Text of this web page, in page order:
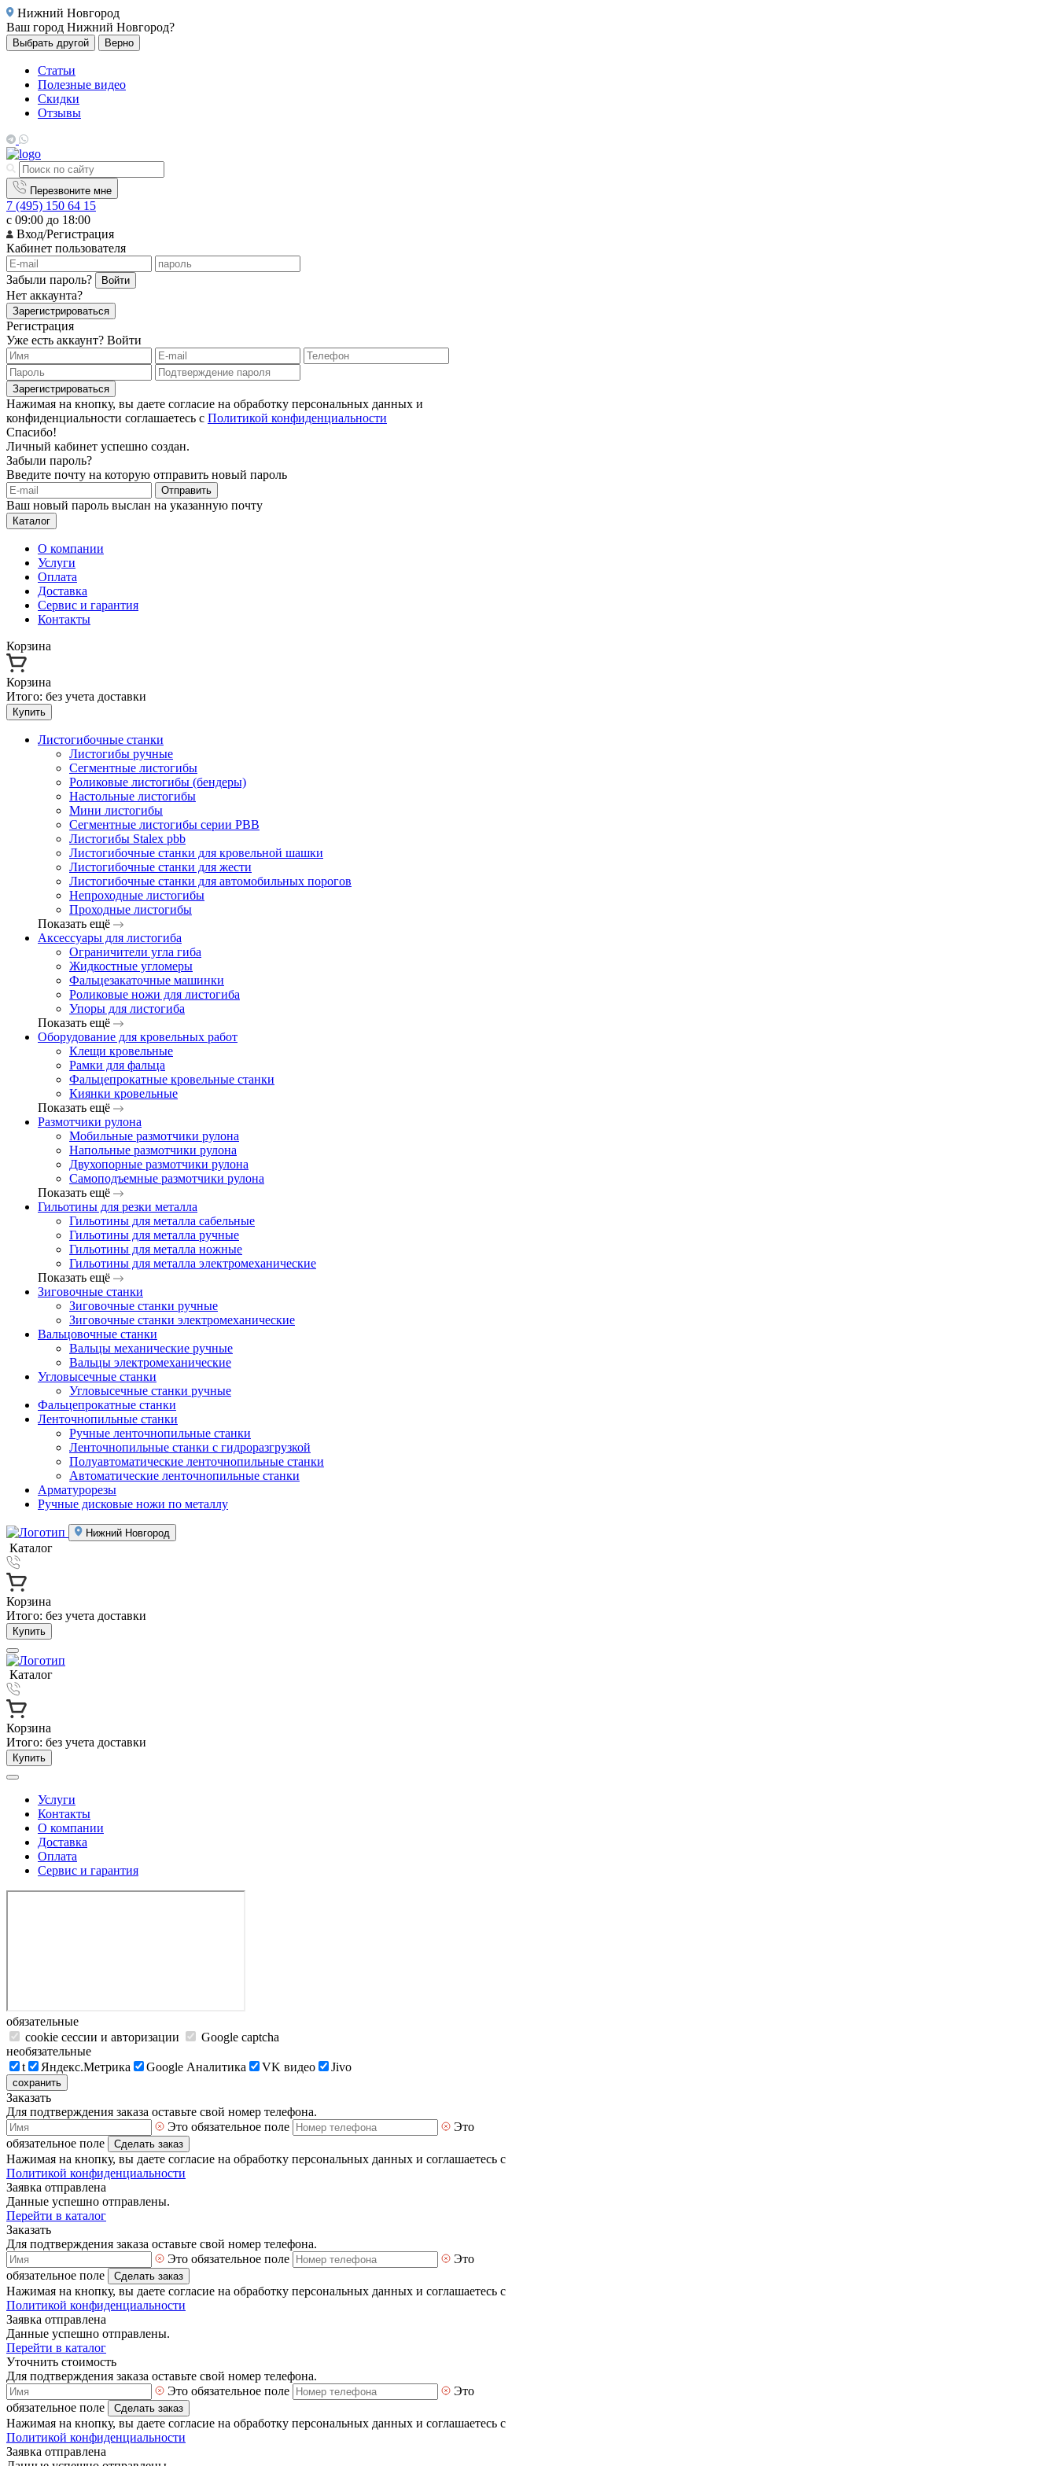
Нижний Новгород
Ваш город Нижний Новгород?
Выбрать другой Верно
Статьи
Полезные видео
Скидки
Отзывы
Перезвоните мне
7 (495) 150 64 15
с 09:00 до 18:00
Вход/Регистрация
Кабинет пользователя
Забыли пароль? Войти
Нет аккаунта?
Зарегистрироваться
Регистрация
Уже есть аккаунт? Войти
Зарегистрироваться
Нажимая на кнопку, вы даете согласие на обработку персональных данных и
конфиденциальности соглашаетесь с Политикой конфиденциальности
Спасибо!
Личный кабинет успешно создан.
Забыли пароль?
Введите почту на которую отправить новый пароль
Отправить
Ваш новый пароль выслан на указанную почту
Каталог
О компании
Услуги
Оплата
Доставка
Сервис и гарантия
Контакты
Корзина
Корзина
Итого: без учета доставки
Купить
Листогибочные станки
Листогибы ручные
Сегментные листогибы
Роликовые листогибы (бендеры)
Настольные листогибы
Мини листогибы
Сегментные листогибы серии PBB
Листогибы Stalex pbb
Листогибочные станки для кровельной шашки
Листогибочные станки для жести
Листогибочные станки для автомобильных порогов
Непроходные листогибы
Проходные листогибы
Показать ещё
Аксессуары для листогиба
Ограничители угла гиба
Жидкостные угломеры
Фальцезакаточные машинки
Роликовые ножи для листогиба
Упоры для листогиба
Показать ещё
Оборудование для кровельных работ
Клещи кровельные
Рамки для фальца
Фальцепрокатные кровельные станки
Киянки кровельные
Показать ещё
Размотчики рулона
Мобильные размотчики рулона
Напольные размотчики рулона
Двухопорные размотчики рулона
Самоподъемные размотчики рулона
Показать ещё
Гильотины для резки металла
Гильотины для металла сабельные
Гильотины для металла ручные
Гильотины для металла ножные
Гильотины для металла электромеханические
Показать ещё
Зиговочные станки
Зиговочные станки ручные
Зиговочные станки электромеханические
Вальцовочные станки
Вальцы механические ручные
Вальцы электромеханические
Угловысечные станки
Угловысечные станки ручные
Фальцепрокатные станки
Ленточнопильные станки
Ручные ленточнопильные станки
Ленточнопильные станки с гидроразгрузкой
Полуавтоматические ленточнопильные станки
Автоматические ленточнопильные станки
Арматурорезы
Ручные дисковые ножи по металлу
Нижний Новгород
Каталог
Корзина
Итого: без учета доставки
Купить
Каталог
Корзина
Итого: без учета доставки
Купить
Услуги
Контакты
О компании
Доставка
Оплата
Сервис и гарантия
обязательные
cookie сессии и авторизации
Google captcha
необязательные
t
Яндекс.Метрика Google Аналитика VK видео Jivo
сохранить
Заказать
Для подтверждения заказа оставьте свой номер телефона.
Это обязательное поле
Это
обязательное поле
Сделать заказ
Нажимая на кнопку, вы даете согласие на обработку персональных данных и соглашаетесь с
Политикой конфиденциальности
Заявка отправлена
Данные успешно отправлены.
Перейти в каталог
Заказать
Для подтверждения заказа оставьте свой номер телефона.
Это обязательное поле
Это
обязательное поле
Сделать заказ
Нажимая на кнопку, вы даете согласие на обработку персональных данных и соглашаетесь с
Политикой конфиденциальности
Заявка отправлена
Данные успешно отправлены.
Перейти в каталог
Уточнить стоимость
Для подтверждения заказа оставьте свой номер телефона.
Это обязательное поле
Это
обязательное поле
Сделать заказ
Нажимая на кнопку, вы даете согласие на обработку персональных данных и соглашаетесь с
Политикой конфиденциальности
Заявка отправлена